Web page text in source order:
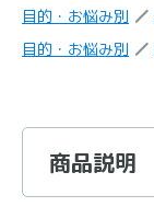
目的・お悩み別
目的・お悩み別
商品説明